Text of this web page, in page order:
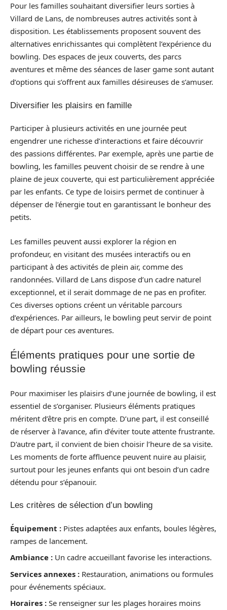
Pour les familles souhaitant diversifier leurs sorties à
Villard de Lans, de nombreuses autres activités sont à
disposition. Les établissements proposent souvent des
alternatives enrichissantes qui complètent l’expérience du
bowling. Des espaces de jeux couverts, des parcs
aventures et même des séances de laser game sont autant
d’options qui s’offrent aux familles désireuses de s’amuser.
Diversifier les plaisirs en famille
Participer à plusieurs activités en une journée peut
engendrer une richesse d’interactions et faire découvrir
des passions différentes. Par exemple, après une partie de
bowling, les familles peuvent choisir de se rendre à une
plaine de jeux couverte, qui est particulièrement appréciée
par les enfants. Ce type de loisirs permet de continuer à
dépenser de l’énergie tout en garantissant le bonheur des
petits.
Les familles peuvent aussi explorer la région en
profondeur, en visitant des musées interactifs ou en
participant à des activités de plein air, comme des
randonnées. Villard de Lans dispose d’un cadre naturel
exceptionnel, et il serait dommage de ne pas en profiter.
Ces diverses options créent un véritable parcours
d’expériences. Par ailleurs, le bowling peut servir de point
de départ pour ces aventures.
Éléments pratiques pour une sortie de
bowling réussie
Pour maximiser les plaisirs d’une journée de bowling, il est
essentiel de s’organiser. Plusieurs éléments pratiques
méritent d’être pris en compte. D’une part, il est conseillé
de réserver à l’avance, afin d’éviter toute attente frustrante.
D’autre part, il convient de bien choisir l’heure de sa visite.
Les moments de forte affluence peuvent nuire au plaisir,
surtout pour les jeunes enfants qui ont besoin d’un cadre
détendu pour s’épanouir.
Les critères de sélection d’un bowling
Équipement : Pistes adaptées aux enfants, boules légères,
rampes de lancement.
Ambiance : Un cadre accueillant favorise les interactions.
Services annexes : Restauration, animations ou formules
pour événements spéciaux.
Horaires : Se renseigner sur les plages horaires moins